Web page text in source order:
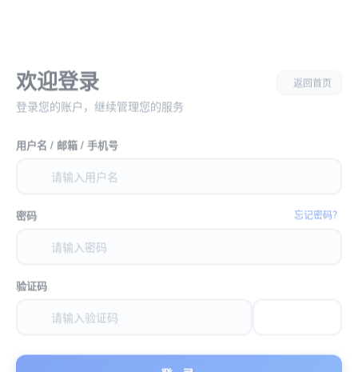
欢迎登录 返回首页
登录您的账户，继续管理您的服务
用户名 / 邮箱 / 手机号
密码 忘记密码？
验证码